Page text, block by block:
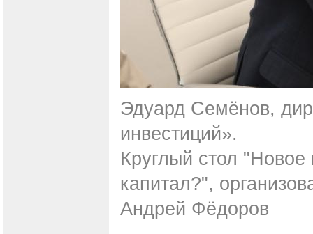
Эдуард Семёнов,
инвестиций».
Круглый стол
капитал?",
Андрей Фёдоров